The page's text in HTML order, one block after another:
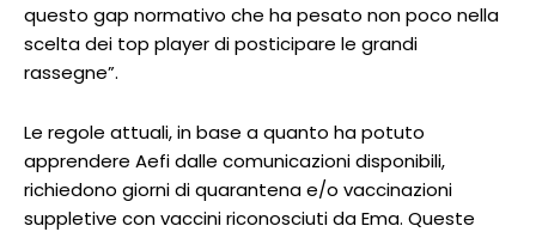
questo gap normativo che ha pesato non poco nella
scelta dei top player di posticipare le grandi
rassegne”.
Le regole attuali, in base a quanto ha potuto
apprendere Aefi dalle comunicazioni disponibili,
richiedono giorni di quarantena e/o vaccinazioni
suppletive con vaccini riconosciuti da Ema. Queste